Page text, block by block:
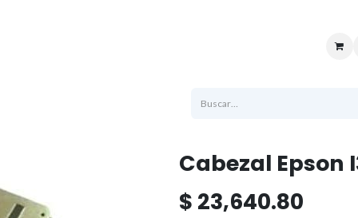
Soporte
Cabezal Epson
$ 23,640.80